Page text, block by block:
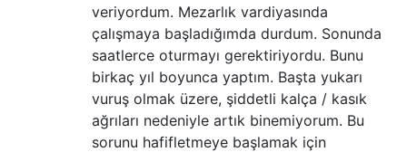
veriyordum. Mezarlık vardiyasında
çalışmaya başladığımda durdum. Sonunda
saatlerce oturmayı gerektiriyordu. Bunu
birkaç yıl boyunca yaptım. Başta yukarı
vuruş olmak üzere, şiddetli kalça / kasık
ağrıları nedeniyle artık binemiyorum. Bu
sorunu hafifletmeye başlamak için